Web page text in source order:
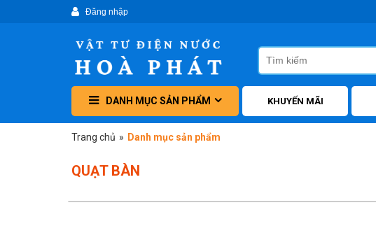
DANH MỤC SẢN PHẨM KHUYẾN MÃI
Trang chủ » Danh mục sản phẩm
QUẠT BÀN